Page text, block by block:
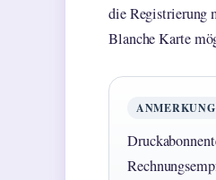
die Registrierung
Blanche Karte